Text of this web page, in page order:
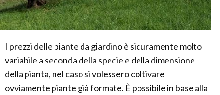
I prezzi delle piante da giardino è sicuramente molto
variabile a seconda della specie e della dimensione
della pianta, nel caso si volessero coltivare
ovviamente piante già formate. È possibile in base alla